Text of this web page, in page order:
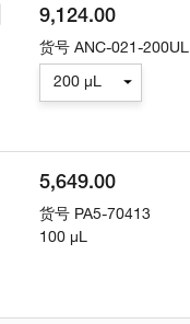
9,124.00
货号 ANC-021-200UL
200 µL
5,649.00
货号 PA5-70413
100 µL